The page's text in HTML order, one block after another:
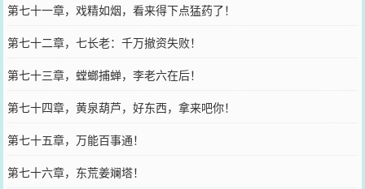
第七十一章，戏精如烟，看来得下点猛药了！
第七十二章，七长老：千万撤资失败！
第七十三章，螳螂捕蝉，李老六在后！
第七十四章，黄泉葫芦，好东西，拿来吧你！
第七十五章，万能百事通！
第七十六章，东荒姜斓塔！